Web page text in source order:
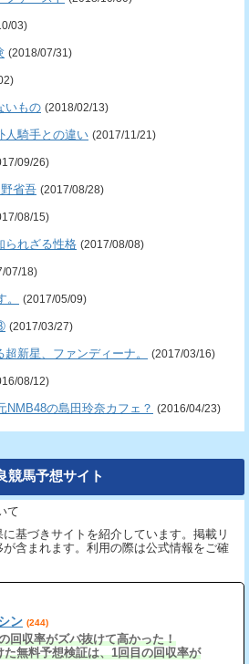
03)
(2018/07/31)
いもの (2018/02/13)
人騎手との違い (2017/11/21)
09/26)
省吾 (2017/08/28)
08/15)
れざる性格 (2017/08/08)
07/18)
(2017/05/09)
(2017/03/27)
新星、ファンディーナ。 (2017/03/16)
08/12)
NMB48の島田玲奈カフェ？ (2016/04/23)
競馬予想サイト
て
基づきサイトを紹介しています。掲載リ
含まれます。利用の際は公式情報をご確
ン (244)
回収率がズバ抜けて高かった！
た無料予想検証は、1回目の回収率が